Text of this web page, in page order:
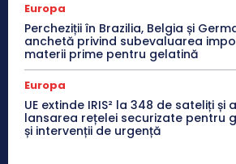
Europa
Percheziții în Brazilia, Belgia și
anchetă privind subevaluarea
materii prime pentru gelatină
Europa
UE extinde IRIS² la 348 de sateliți și
lansarea rețelei securizate pentru
și intervenții de urgență